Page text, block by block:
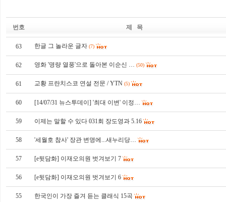
번호 제 목
63 한글 그 놀라운 글자 (7)
62 영화 '명량 열풍'으로 돌아본 이순신 … (50)
61 교황 프란치스코 연설 전문 / YTN (5)
60 [14/07/31 뉴스투데이] '최대 이변' 이정…
59 이제는 말할 수 있다 031회 장도영과 5.16
58 '세월호 참사' 장관 변명에...새누리당…
57 [e뒷담화] 이재오의원 벗겨보기 7
56 [e뒷담화] 이재오의원 벗겨보기 6
55 한국인이 가장 즐겨 듣는 클래식 15곡